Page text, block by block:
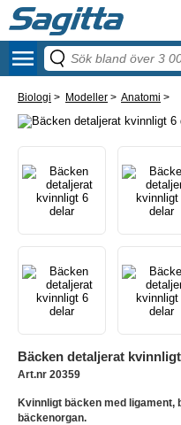
menu
Biologi > Modeller > Anatomi >
Bäcken detaljerat
Art.nr 20359
Kvinnligt bäcken med ligament,
bäckenorgan.